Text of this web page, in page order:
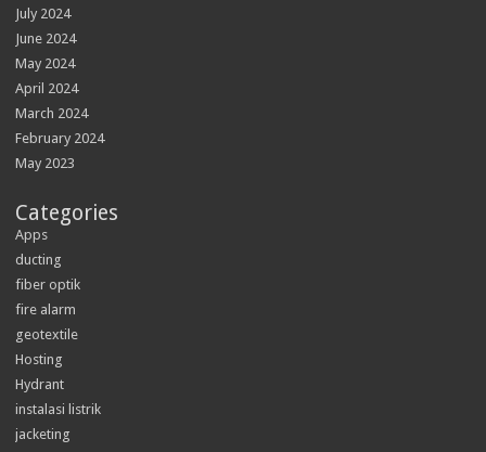
July 2024
June 2024
May 2024
April 2024
March 2024
February 2024
May 2023
Categories
Apps
ducting
fiber optik
fire alarm
geotextile
Hosting
Hydrant
instalasi listrik
jacketing